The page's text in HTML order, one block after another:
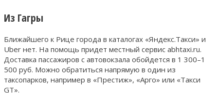
Из Гагры
Ближайшего к Рице города в каталогах «Яндекс.Такси» и
Uber нет. На помощь придет местный сервис abhtaxi.ru.
Доставка пассажиров с автовокзала обойдется в 1 300–1
500 руб. Можно обратиться напрямую в один из
таксопарков, например в «Престиж», «Арго» или «Такси
GT».